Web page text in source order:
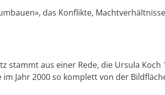
das Konflikte,
stammt aus einer Rede, die Ursula
Jahr 2000 so komplett von der